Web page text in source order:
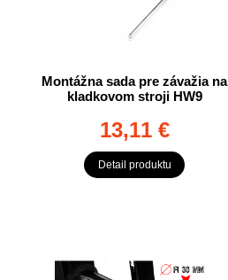
Montážna sada pre závažia na
kladkovom stroji HW9
13,11 €
Detail produktu